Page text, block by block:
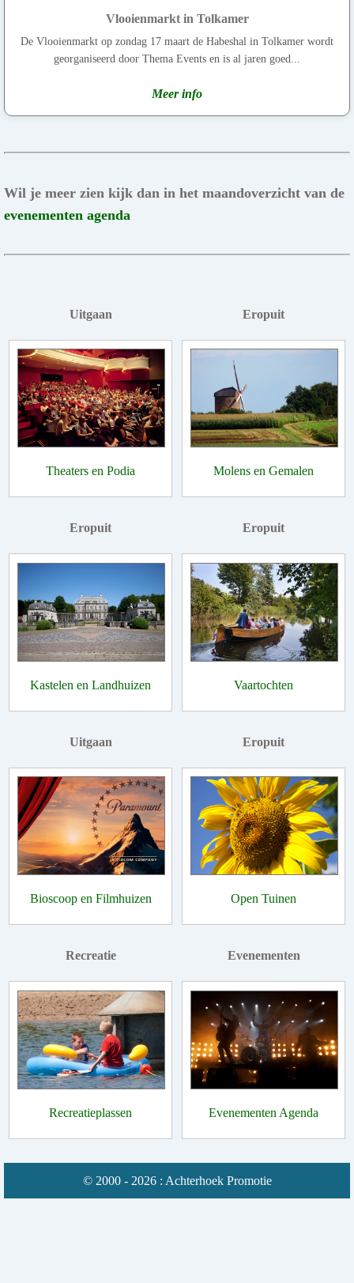
Vlooienmarkt in Tolkamer
De Vlooienmarkt op zondag 17 maart de Habeshal in Tolkamer wordt
georganiseerd door Thema Events en is al jaren goed...
Meer info
Wil je meer zien kijk dan in het maandoverzicht van de
evenementen agenda
Uitgaan
Theaters en Podia
Eropuit
Molens en Gemalen
Eropuit
Kastelen en Landhuizen
Eropuit
Vaartochten
Uitgaan
Bioscoop en Filmhuizen
Eropuit
Open Tuinen
Recreatie
Recreatieplassen
Evenementen
Evenementen Agenda
© 2000 - 2026 : Achterhoek Promotie